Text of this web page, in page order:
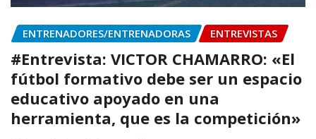
ENTRENADORES/ENTRENADORAS ENTREVISTAS
#Entrevista: VICTOR CHAMARRO: «El
fútbol formativo debe ser un espacio
educativo apoyado en una
herramienta, que es la competición»